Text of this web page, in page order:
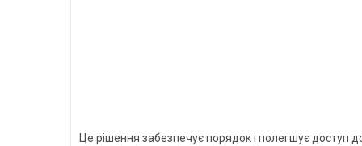
Це рішення забезпечує порядок і полегшує доступ